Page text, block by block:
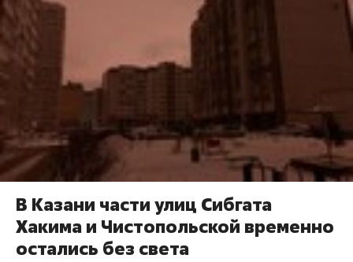
В Казани части улиц Сибгата
Хакима и Чистопольской временно
остались без света